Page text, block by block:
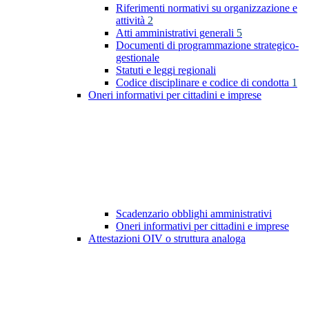
Riferimenti normativi su organizzazione e
attività 2
Atti amministrativi generali 5
Documenti di programmazione strategico-
gestionale
Statuti e leggi regionali
Codice disciplinare e codice di condotta 1
Oneri informativi per cittadini e imprese
Scadenzario obblighi amministrativi
Oneri informativi per cittadini e imprese
Attestazioni OIV o struttura analoga